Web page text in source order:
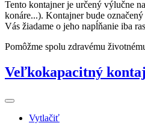
Tento kontajner je určený výlučne
konáre...). Kontajner bude
Vás žiadame o jeho napĺňanie iba
Pomôžme spolu zdravému
Veľkokapacitný
Vytlačiť